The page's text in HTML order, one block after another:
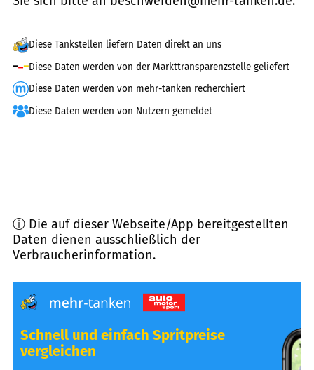
Diese Tankstellen liefern Daten direkt an uns
Diese Daten werden von der Markttransparenzstelle geliefert
Diese Daten werden von mehr-tanken recherchiert
Diese Daten werden von Nutzern gemeldet
ⓘ Die auf dieser Webseite/App bereitgestellten
Daten dienen ausschließlich der
Verbraucherinformation.
Schnell und einfach Spritpreise
vergleichen